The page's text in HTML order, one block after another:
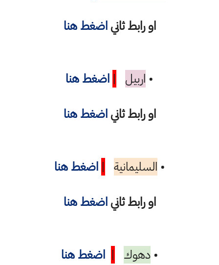
او رابط ثانياضغط هنا
• اربيل | اضغط هنا
او رابط ثانياضغط هنا
• السليمانية | اضغط هنا
او رابط ثاني اضغط هنا
•دهوك | اضغط هنا